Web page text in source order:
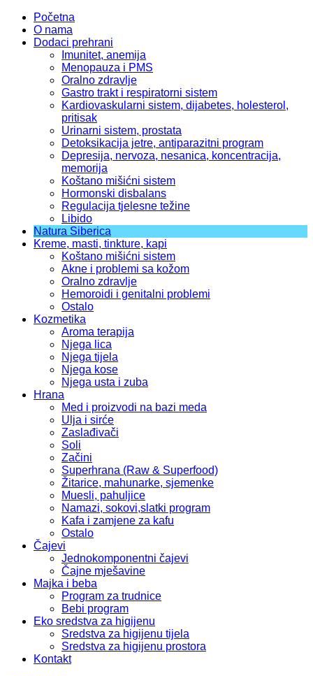
Početna
O nama
Dodaci prehrani
Imunitet, anemija
Menopauza i PMS
Oralno zdravlje
Gastro trakt i respiratorni sistem
Kardiovaskularni sistem, dijabetes, holesterol,
pritisak
Urinarni sistem, prostata
Detoksikacija jetre, antiparazitni program
Depresija, nervoza, nesanica, koncentracija,
memorija
Koštano mišićni sistem
Hormonski disbalans
Regulacija tjelesne težine
Libido
Natura Siberica
Kreme, masti, tinkture, kapi
Koštano mišićni sistem
Akne i problemi sa kožom
Oralno zdravlje
Hemoroidi i genitalni problemi
Ostalo
Kozmetika
Aroma terapija
Njega lica
Njega tijela
Njega kose
Njega usta i zuba
Hrana
Med i proizvodi na bazi meda
Ulja i sirće
Zaslađivači
Soli
Začini
Superhrana (Raw & Superfood)
Žitarice, mahunarke, sjemenke
Muesli, pahuljice
Namazi, sokovi,slatki program
Kafa i zamjene za kafu
Ostalo
Čajevi
Jednokomponentni čajevi
Čajne mješavine
Majka i beba
Program za trudnice
Bebi program
Eko sredstva za higijenu
Sredstva za higijenu tijela
Sredstva za higijenu prostora
Kontakt